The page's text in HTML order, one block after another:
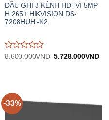
ĐẦU GHI 8 KÊNH HDTVI 5MP
H.265+ HIKVISION DS-
7208HUHI-K2
Được
5
8.600.000VND Giá
5.728.000VNDGiá
-33%